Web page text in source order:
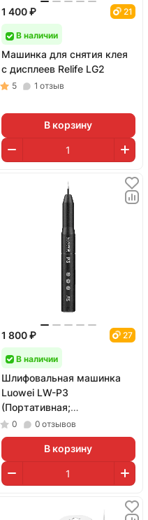
1 400 ₽ 21
В наличии
Машинка для снятия клея
с дисплеев Relife LG2
5 1 отзыв
В корзину
1 800 ₽ 27
В наличии
Шлифовальная машинка
Luowei LW-P3
(Портативная;
миниатюрная)
0 0 отзывов
В корзину